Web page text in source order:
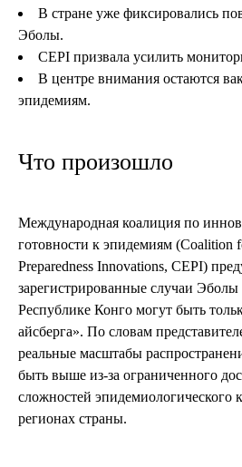
В стране уже фиксировались
Эболы.
CEPI призвала усилить
В центре внимания остаются
эпидемиям.
Что произошло
Международная коалиция по
готовности к эпидемиям (Coalition
Preparedness Innovations, CEPI)
зарегистрированные случаи
Республике Конго могут быть
айсберга». По словам
реальные масштабы
быть выше из-за ограниченного
сложностей эпидемиологического
регионах страны.